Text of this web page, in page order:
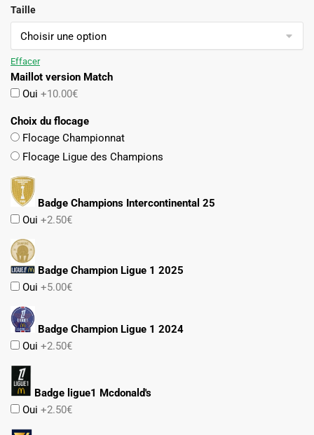
99.90€.54.90€.
Taille
Effacer
Maillot version Match
Oui +10.00€
Choix du flocage
Flocage Championnat
Flocage Ligue des Champions
Badge Champions Intercontinental 25
Oui +2.50€
Badge Champion Ligue 1 2025
Oui +5.00€
Badge Champion Ligue 1 2024
Oui +2.50€
Badge ligue1 Mcdonald's
Oui +2.50€